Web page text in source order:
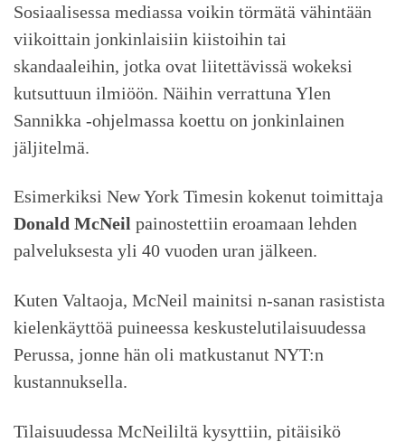
Sosiaalisessa mediassa voikin törmätä vähintään
viikoittain jonkinlaisiin kiistoihin tai
skandaaleihin, jotka ovat liitettävissä wokeksi
kutsuttuun ilmiöön. Näihin verrattuna Ylen
Sannikka -ohjelmassa koettu on jonkinlainen
jäljitelmä.
Esimerkiksi New York Timesin kokenut toimittaja
Donald McNeil painostettiin eroamaan lehden
palveluksesta yli 40 vuoden uran jälkeen.
Kuten Valtaoja, McNeil mainitsi n-sanan rasistista
kielenkäyttöä puineessa keskustelutilaisuudessa
Perussa, jonne hän oli matkustanut NYT:n
kustannuksella.
Tilaisuudessa McNeililtä kysyttiin, pitäisikö